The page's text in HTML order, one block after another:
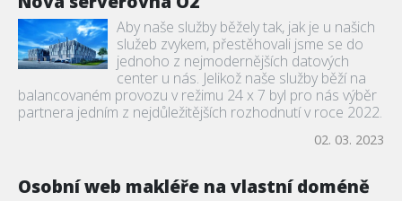
Aby naše služby běžely tak, jak je u našich
služeb zvykem, přestěhovali jsme se do
jednoho z nejmodernějších datových
center u nás. Jelikož naše služby běží na
balancovaném provozu v režimu 24 x 7 byl pro nás výběr
partnera jedním z nejdůležitějších rozhodnutí v roce 2022.
02. 03. 2023
Osobní web makléře na vlastní doméně